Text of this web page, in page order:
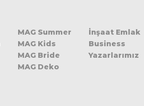
MAG Summer
MAG Kids
MAG Bride
MAG Deko
İnşaat Emlak
Business
Yazarlarımız